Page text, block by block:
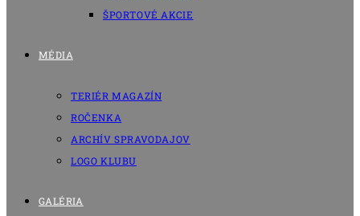
ŠPORTOVÉ AKCIE
MÉDIA
TERIÉR MAGAZÍN
ROČENKA
ARCHÍV SPRAVODAJOV
LOGO KLUBU
GALÉRIA